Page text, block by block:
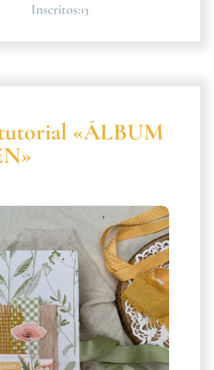
Inscritos:13
«ÁLBUM